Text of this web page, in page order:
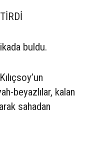
buldu.
beyazlılar, kalan
sahadan